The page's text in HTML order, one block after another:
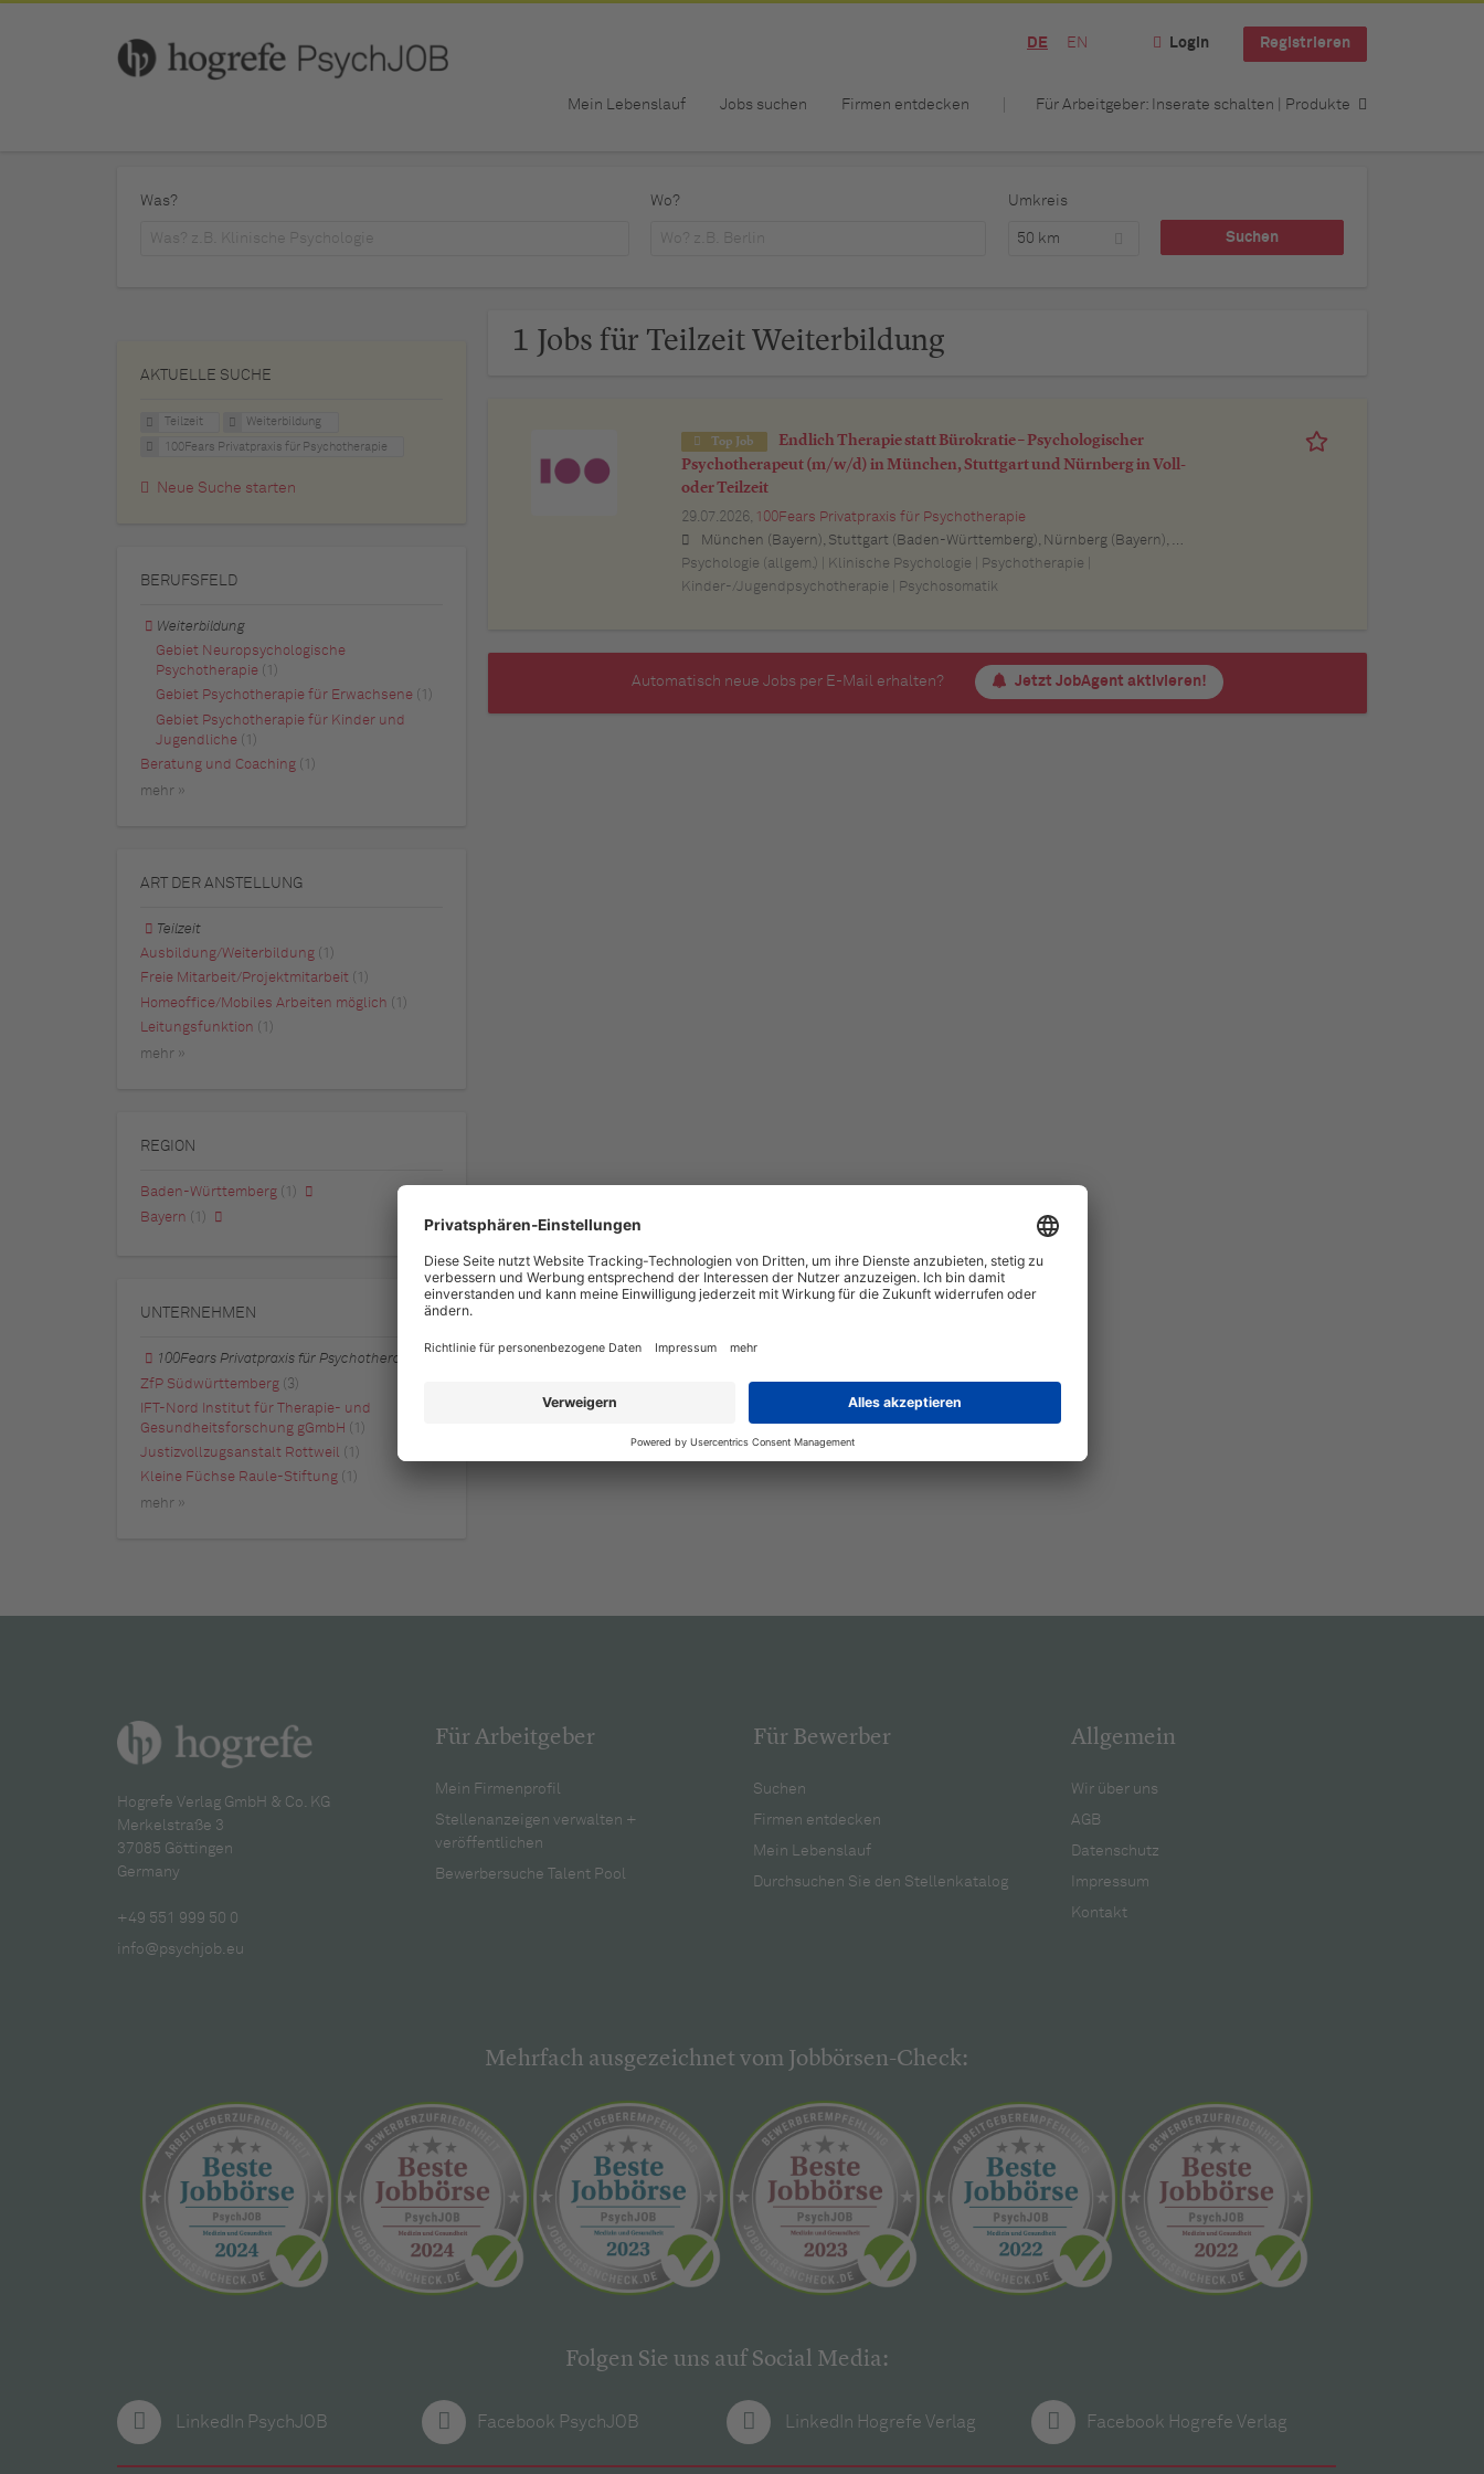
DE EN Login Registrieren
Mein Lebenslauf Jobs suchen Firmen entdecken Für Arbeitgeber: Inserate schalten | Produkte
Was? Wo? Umkreis
50 km
1 Jobs für Teilzeit Weiterbildung
Top Job
Endlich Therapie statt Bürokratie – Psychologischer
Psychotherapeut (m/w/d) in München, Stuttgart und Nürnberg in Voll-
oder Teilzeit
29.07.2026, 100Fears Privatpraxis für Psychotherapie
München (Bayern), Stuttgart (Baden-Württemberg), Nürnberg (Bayern), Esslingen am Neckar (Baden-Württemberg), Ludwigsburg (Baden-Württemberg), Sindelfingen (Baden-Württemberg), Böblingen (Baden-Württemberg), Waiblingen (Baden-Württemberg), Heilbronn (Baden-Württemberg), Reutlingen (Baden-Württemberg), Tübingen (Baden-Württemberg), Aalen (Baden-Württemberg), Schwäbisch Gmünd (Baden-Württemberg), Karlsruhe (Baden-Württemberg), Mannheim (Baden-Württemberg), Ulm (Baden-Württemberg), Pforzheim (Baden-Württemberg), Offenburg (Baden-Württemberg), Göppingen (Baden-Württemberg), Baden-Baden (Baden-Württemberg), Heidenheim an der Brenz (Baden-Württemberg), Ingolstadt (Bayern), Erlangen (Bayern), Regensburg (Bayern), Bamberg (Bayern), Bayreuth (Bayern)
Psychologie (allgem.) | Klinische Psychologie | Psychotherapie |
Kinder-/Jugendpsychotherapie | Psychosomatik
Automatisch neue Jobs per E-Mail erhalten? Jetzt JobAgent aktivieren!
AKTUELLE SUCHE
Teilzeit Weiterbildung
100Fears Privatpraxis für Psychotherapie
Neue Suche starten
BERUFSFELD
Weiterbildung
Gebiet Neuropsychologische
Psychotherapie
(1)
Gebiet Psychotherapie für Erwachsene
(1)
Gebiet Psychotherapie für Kinder und
Jugendliche (1)
Beratung und Coaching (1)
mehr »
ART DER ANSTELLUNG
Teilzeit
Ausbildung/Weiterbildung
(1)
Freie Mitarbeit/Projektmitarbeit
(1)
Homeoffice/Mobiles Arbeiten möglich (1)
Leitungsfunktion (1)
mehr »
REGION
Baden-Württemberg (1)
Bayern
(1)
UNTERNEHMEN
100Fears Privatpraxis für Psychotherapie
ZfP Südwürttemberg (3)
IFT-Nord Institut für Therapie- und
Gesundheitsforschung gGmbH (1)
Justizvollzugsanstalt Rottweil (1)
Kleine Füchse Raule-Stiftung
(1)
mehr »
Hogrefe Verlag GmbH & Co. KG
Merkelstraße 3
37085 Göttingen
Germany
+49 551 999 50 0
info@psychjob.eu
Für Arbeitgeber
Mein Firmenprofil
Stellenanzeigen verwalten +
veröffentlichen
Bewerbersuche Talent Pool
Für Bewerber
Suchen
Firmen entdecken
Mein Lebenslauf
Durchsuchen Sie den Stellenkatalog
Allgemein
Wir über uns
AGB
Datenschutz
Impressum
Kontakt
Mehrfach ausgezeichnet vom Jobbörsen-Check:
Folgen Sie uns auf Social Media:
LinkedIn PsychJOB Facebook PsychJOB LinkedIn Hogrefe Verlag Facebook Hogrefe Verlag